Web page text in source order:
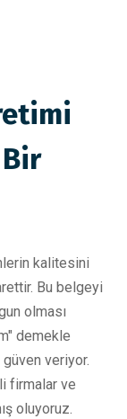
kalitesini
Bu belgeyi
olması
demekle
veriyor.
firmalar ve
oluyoruz.